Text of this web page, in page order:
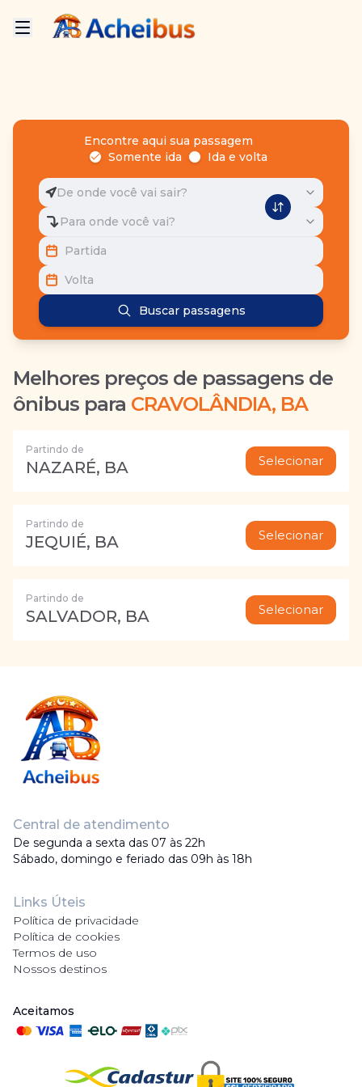
Encontre aqui sua passagem
Somente ida
Ida e volta
De onde você vai sair?
Para onde você vai?
Partida
Volta
Buscar passagens
Melhores preços de passagens de
ônibus para CRAVOLÂNDIA, BA
Partindo de
NAZARÉ, BA Selecionar
Partindo de
JEQUIÉ, BA Selecionar
Partindo de
SALVADOR, BA Selecionar
Central de atendimento
De segunda a sexta das 07 às 22h
Sábado, domingo e feriado das 09h às 18h
Links Úteis
Política de privacidade
Política de cookies
Termos de uso
Nossos destinos
Aceitamos